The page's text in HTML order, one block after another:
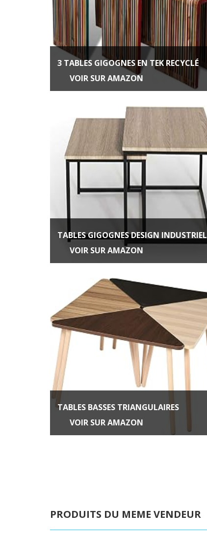
3 TABLES GIGOGNES EN TEK RECYCLÉ
VOIR SUR AMAZON
TABLES GIGOGNES DESIGN INDUSTRIEL
VOIR SUR AMAZON
TABLES BASSES TRIANGULAIRES
VOIR SUR AMAZON
PRODUITS DU MEME VENDEUR